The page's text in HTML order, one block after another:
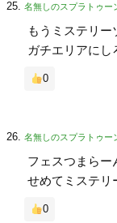
名無しのスプラトゥー
もうミステリー
ガチエリアに
0
名無しのスプラトゥー
フェスつまらー
せめてミステリ
0